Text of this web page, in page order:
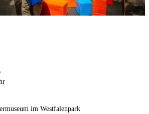
im Westfalenpark